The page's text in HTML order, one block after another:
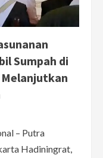
Sumpah di
Melanjutkan
– Putra
Hadiningrat,